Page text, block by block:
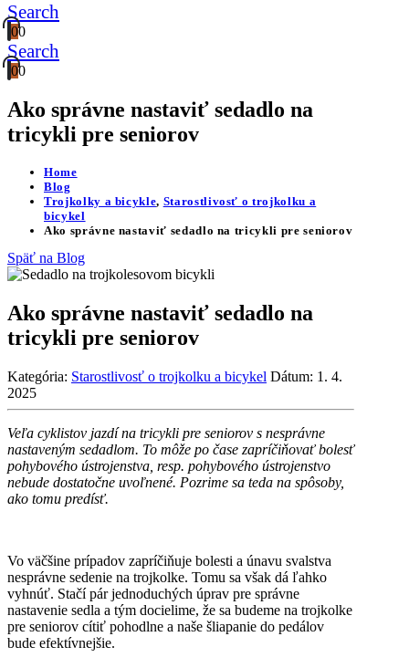
Search
00
Search
00
Ako správne nastaviť sedadlo na
tricykli pre seniorov
Home
Blog
Trojkolky a bicykle, Starostlivosť o trojkolku a
bicykel
Ako správne nastaviť sedadlo na tricykli pre seniorov
Späť na Blog
Ako správne nastaviť sedadlo na
tricykli pre seniorov
Kategória: Starostlivosť o trojkolku a bicykel Dátum: 1. 4.
2025
Veľa cyklistov jazdí na tricykli pre seniorov s nesprávne
nastaveným sedadlom. To môže po čase zapríčiňovať bolesť
pohybového ústrojenstva, resp. pohybového ústrojenstvo
nebude dostatočne uvoľnené. Pozrime sa teda na spôsoby,
ako tomu predísť.
Vo väčšine prípadov zapríčiňuje bolesti a únavu svalstva
nesprávne sedenie na trojkolke. Tomu sa však dá ľahko
vyhnúť. Stačí pár jednoduchých úprav pre správne
nastavenie sedla a tým docielime, že sa budeme na trojkolke
pre seniorov cítiť pohodlne a naše šliapanie do pedálov
bude efektívnejšie.